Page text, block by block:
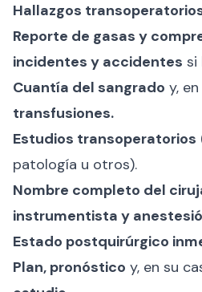
Hallazgos
Reporte de gasas y
incidentes y accidentes si
Cuantía del sangrado y,
transfusiones.
Estudios transoperatorios
patología u otros).
Nombre completo del
instrumentista y
Estado postquirúrgico
Plan, pronóstico y, en su